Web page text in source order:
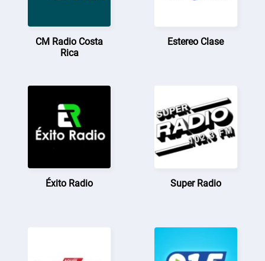
CM Radio Costa
Rica
Estereo Clase
Éxito Radio Super Radio